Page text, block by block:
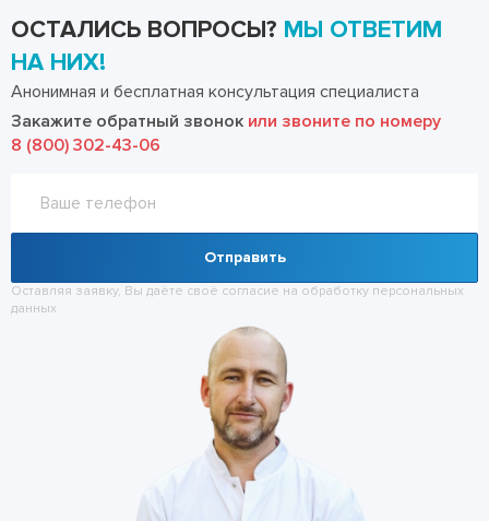
ОСТАЛИСЬ ВОПРОСЫ? МЫ ОТВЕТИМ
НА НИХ!
Анонимная и бесплатная консультация специалиста
Закажите обратный звонок или звоните по номеру
8 (800) 302-43-06
Отправить
Оставляя заявку, Вы даёте своё согласие на обработку персональных
данных